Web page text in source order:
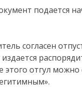
подается
согласен
этого отгул можно